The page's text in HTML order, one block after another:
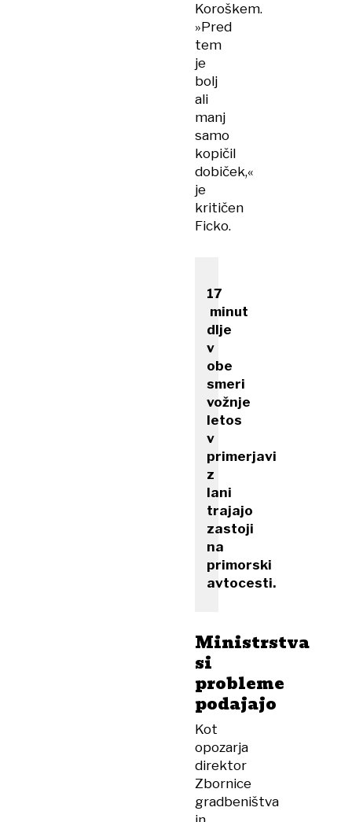
Koroškem.
»Pred
tem
je
bolj
ali
manj
samo
kopičil
dobiček,«
je
kritičen
Ficko.
17​
minut
dlje
v
obe
smeri
vožnje
letos
v
primerjavi
z
lani
trajajo
zastoji
na
primorski
avtocesti.
Ministrstva
si
probleme
podajajo
Kot
opozarja
direktor
Zbornice
gradbeništva